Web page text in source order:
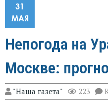
31
МАЯ
Непогода на
Москве:
"Наша газета" 223